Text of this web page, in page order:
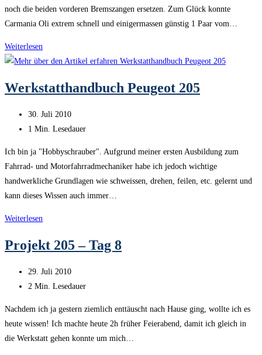
noch die beiden vorderen Bremszangen ersetzen. Zum Glück konnte
Carmania Oli extrem schnell und einigermassen günstig 1 Paar vom…
Weiterlesen
205
Tag
Werkstatthandbuch Peugeot 205
Beitrag
veröffentlicht:
30. Juli 2010
Lesedauer:
1 Min. Lesedauer
Ich bin ja "Hobbyschrauber". Aufgrund meiner ersten Ausbildung zum
Fahrrad- und Motorfahrradmechaniker habe ich jedoch wichtige
handwerkliche Grundlagen wie schweissen, drehen, feilen, etc. gelernt und
kann dieses Wissen auch immer…
Weiterlesen
205
Projekt 205 – Tag 8
Beitrag
veröffentlicht:
29. Juli 2010
Lesedauer:
2 Min. Lesedauer
Nachdem ich ja gestern ziemlich enttäuscht nach Hause ging, wollte ich es
heute wissen! Ich machte heute 2h früher Feierabend, damit ich gleich in
die Werkstatt gehen konnte um mich…